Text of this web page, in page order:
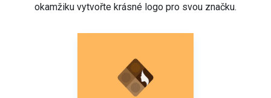
okamžiku vytvořte krásné logo pro svou značku.